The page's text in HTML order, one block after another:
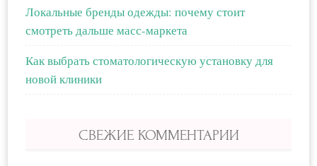
Локальные бренды одежды: почему стоит
смотреть дальше масс-маркета
Как выбрать стоматологическую установку для
новой клиники
СВЕЖИЕ КОММЕНТАРИИ